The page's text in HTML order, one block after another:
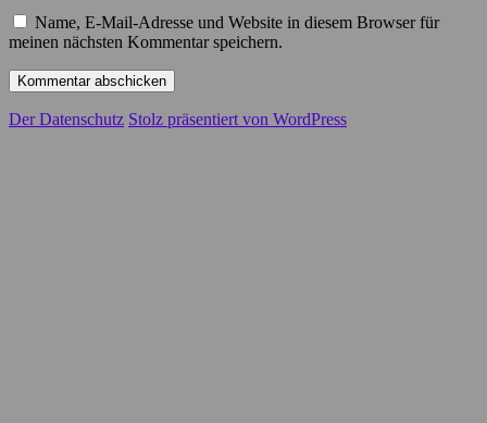
Name, E-Mail-Adresse und Website in diesem Browser für
meinen nächsten Kommentar speichern.
Der Datenschutz Stolz präsentiert von WordPress